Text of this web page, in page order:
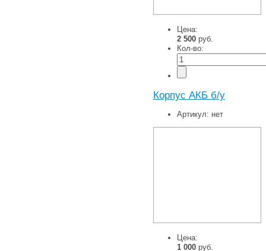
Цена:
2 500 руб.
Кол-во:
Корпус АКБ б/у
Артикул: нет
Цена:
1 000 руб.